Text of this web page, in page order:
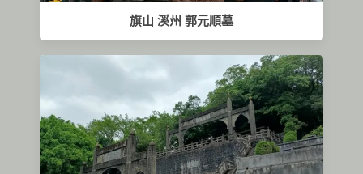
旗山 溪州 郭元順墓